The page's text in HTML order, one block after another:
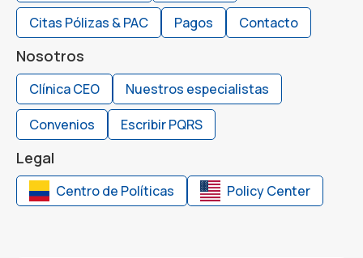
Citas Pólizas & PAC
Pagos Contacto
Nosotros
Clínica CEO
Nuestros especialistas
Convenios
Escribir PQRS
Legal
Centro de Políticas Policy Center